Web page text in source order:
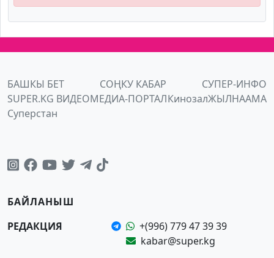
БАШКЫ БЕТ СОҢКУ КАБАР
СУПЕР-ИНФО
SUPER.KG ВИДЕОМЕДИА-ПОРТАЛКинозалЖЫЛНААМА
Суперстан
БАЙЛАНЫШ
РЕДАКЦИЯ
+(996) 779 47 39 39
kabar@super.kg